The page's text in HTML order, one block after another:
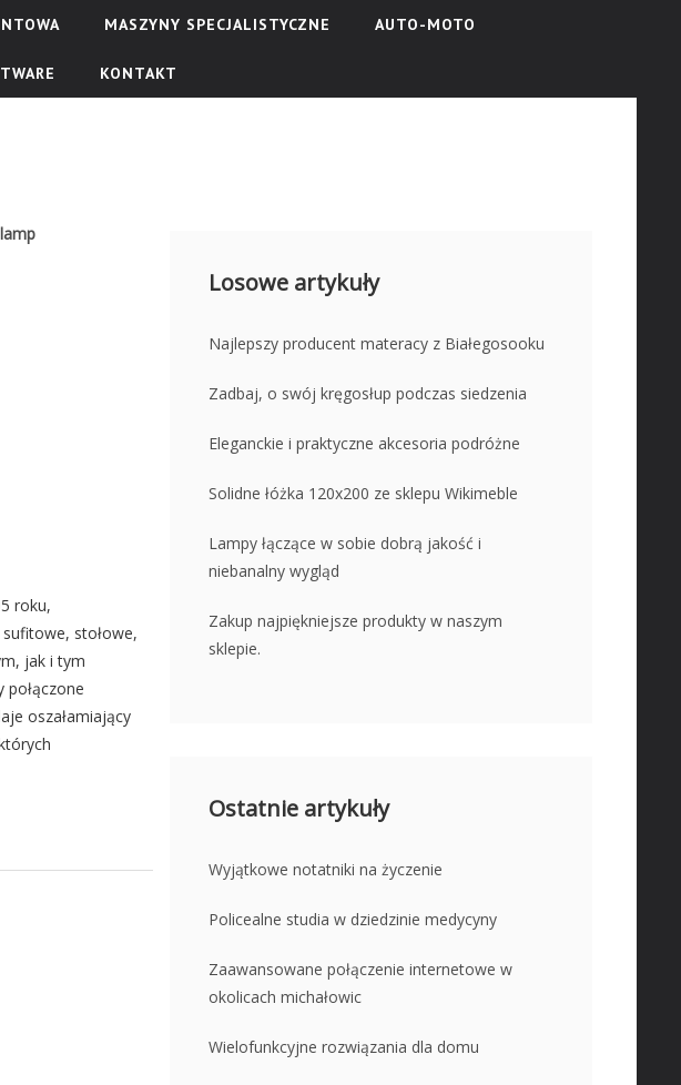
MASZYNY SPECJALISTYCZNE AUTO-MOTO
KONTAKT
roku,
stołowe,
jak i tym
oszałamiający
Losowe artykuły
Najlepszy producent materacy z Białegosooku
Zadbaj, o swój kręgosłup podczas siedzenia
Eleganckie i praktyczne akcesoria podróżne
Solidne łóżka 120x200 ze sklepu Wikimeble
Lampy łączące w sobie dobrą jakość i
niebanalny wygląd
Zakup najpiękniejsze produkty w naszym
sklepie.
Ostatnie artykuły
Wyjątkowe notatniki na życzenie
Policealne studia w dziedzinie medycyny
Zaawansowane połączenie internetowe w
okolicach michałowic
Wielofunkcyjne rozwiązania dla domu